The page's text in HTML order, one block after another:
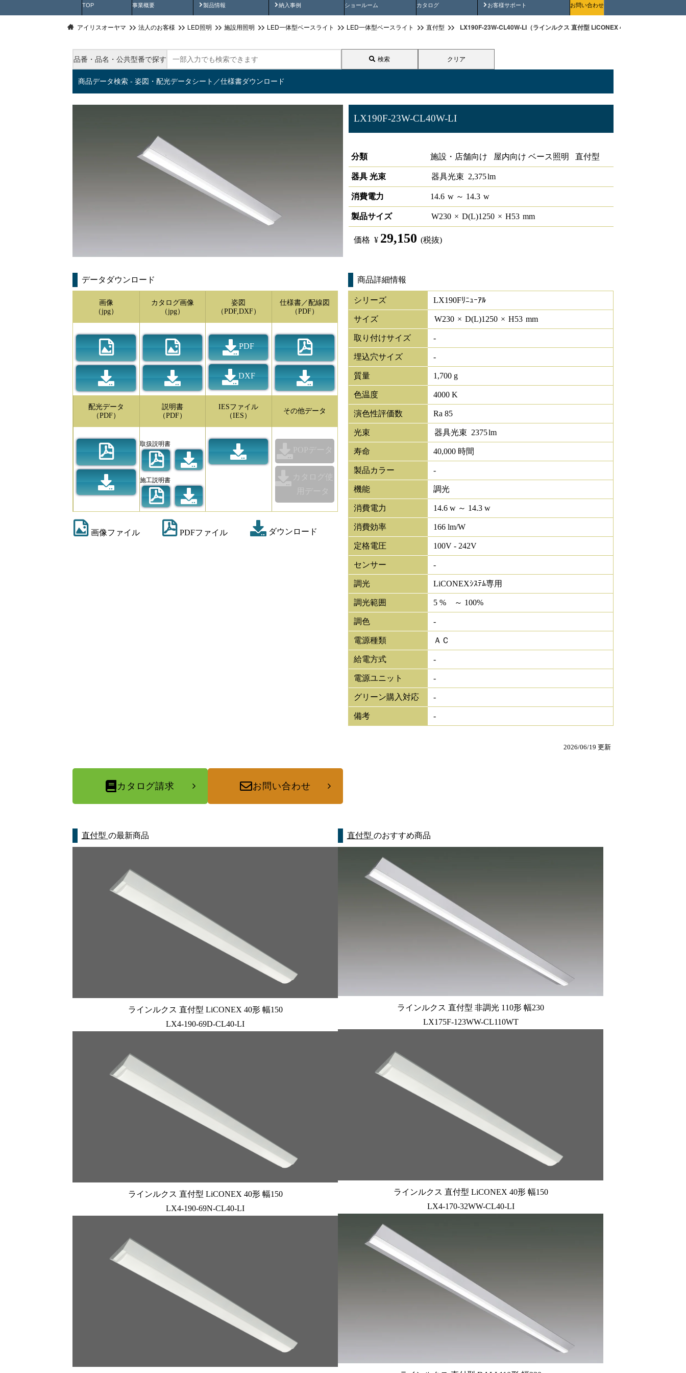
TOP 事業概要 製品情報
製品動画 納入事例
納入事例動画 ショールーム カタログ お客様サポート
安全にご使用いただくためにお問い合わせ
アイリスオーヤマ 法人のお客様 LED照明 施設用照明 LED一体型ベースライト LED一体型ベースライト 直付型 LX190F-23W-CL40W-LI（ラインルクス 直付型 LiCONEX 40形 幅230 ）
品番・品名・公共型番で探す 検索 クリア
商品データ検索 - 姿図・配光データシート／仕様書ダウンロード
LX190F-23W-CL40W-LI
分類
施設・店舗向け 屋内向け ベース照明 直付型
器具 光束 器具光束 2,375lm
消費電力 14.6 w ～ 14.3 w
製品サイズ W230 × D(L)1250 × H53 mm
価格 ¥ 29,150 (税抜)
データダウンロード
画像
（jpg）
カタログ画像
（jpg）
姿図
（PDF,DXF）
PDF
DXF
仕様書／配線図
（PDF）
配光データ
（PDF）
説明書
（PDF）
取扱説明書
施工説明書
IESファイル
（IES）
その他データ
POPデータ
カタログ使
用データ
画像ファイル PDFファイル ダウンロード
商品詳細情報
シリーズ LX190Fﾘﾆｭｰｱﾙ
サイズ W230 × D(L)1250 × H53 mm
取り付けサイズ -
埋込穴サイズ -
質量 1,700 g
色温度 4000 K
演色性評価数 Ra 85
光束 器具光束 2375lm
寿命 40,000 時間
製品カラー -
機能 調光
消費電力 14.6 w ～ 14.3 w
消費効率 166 lm/W
定格電圧 100V - 242V
センサー -
調光 LiCONEXｼｽﾃﾑ専用
調光範囲 5 % ～ 100%
調色 -
電源種類 ＡＣ
給電方式 -
電源ユニット -
グリーン購入対応 -
備考 -
2026/06/19 更新
カタログ請求 お問い合わせ
直付型 の最新商品
ラインルクス 直付型 LiCONEX 40形 幅150
LX4-190-69D-CL40-LI
ラインルクス 直付型 LiCONEX 40形 幅150
LX4-190-69N-CL40-LI
直付型 のおすすめ商品
ラインルクス 直付型 非調光 110形 幅230
LX175F-123WW-CL110WT
ラインルクス 直付型 LiCONEX 40形 幅150
LX4-170-32WW-CL40-LI